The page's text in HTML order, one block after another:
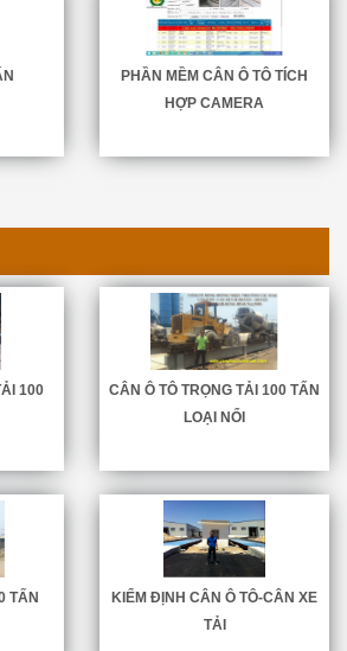
ĐIỆN TỬ HÀN QUỐC
PHẦN MỀM CÂN Ô TÔ TÍCH
HỢP CAMERA
100
CÂN Ô TÔ TRỌNG TẢI 100 TẤN
LOẠI NỔI
TẤN
KIỂM ĐỊNH CÂN Ô TÔ-CÂN XE
TẢI